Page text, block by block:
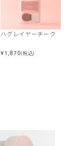
ハグレイヤーチーク
¥1,870(税込)